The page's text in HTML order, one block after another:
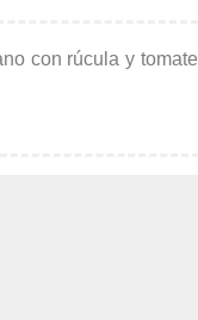
con rúcula y tomate